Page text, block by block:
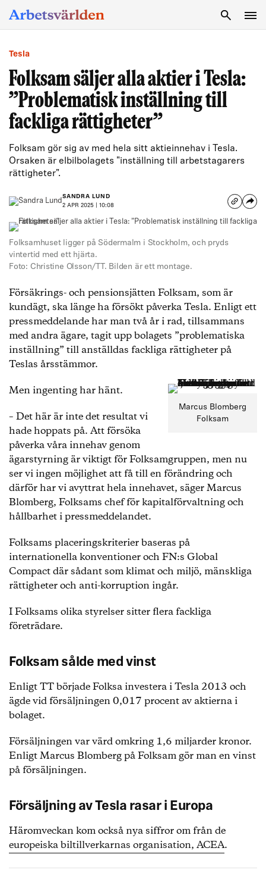
Tesla
Folksam säljer alla aktier i Tesla:
”Problematisk inställning till
fackliga rättigheter”
Folksam gör sig av med hela sitt aktieinnehav i Tesla.
Orsaken är elbilbolagets "inställning till arbetstagarers
rättigheter".
SANDRA LUND
2 APR 2025 | 10:08
Folksamhuset ligger på Södermalm i Stockholm, och pryds
vintertid med ett hjärta.
Foto: Christine Olsson/TT. Bilden är ett montage.
Försäkrings- och pensionsjätten Folksam, som är
kundägt, ska länge ha försökt påverka Tesla. Enligt ett
pressmeddelande har man två år i rad, tillsammans
med andra ägare, tagit upp bolagets ”problematiska
inställning” till anställdas fackliga rättigheter på
Teslas årsstämmor.
Marcus Blomberg
Folksam
Men ingenting har hänt.
– Det här är inte det resultat vi
hade hoppats på. Att försöka
påverka våra innehav genom
ägarstyrning är viktigt för Folksamgruppen, men nu
ser vi ingen möjlighet att få till en förändring och
därför har vi avyttrat hela innehavet, säger Marcus
Blomberg, Folksams chef för kapitalförvaltning och
hållbarhet i pressmeddelandet.
Folksams placeringskriterier baseras på
internationella konventioner och FN:s Global
Compact där sådant som klimat och miljö, mänskliga
rättigheter och anti-korruption ingår.
I Folksams olika styrelser sitter flera fackliga
företrädare.
Folksam sålde med vinst
Enligt TT började Folksa investera i Tesla 2013 och
ägde vid försäljningen 0,017 procent av aktierna i
bolaget.
Försäljningen var värd omkring 1,6 miljarder kronor.
Enligt Marcus Blomberg på Folksam gör man en vinst
på försäljningen.
Försäljning av Tesla rasar i Europa
Häromveckan kom också nya siffror om från de
europeiska biltillverkarnas organisation, ACEA.